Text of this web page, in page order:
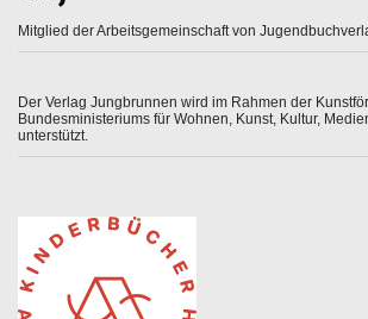
Mitglied der Arbeitsgemeinschaft von
Der Verlag Jungbrunnen wird im Rahmen der
Bundesministeriums für Wohnen, Kunst, Kultur,
unterstützt.